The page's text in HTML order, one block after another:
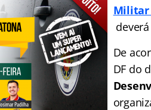
Militar
De
DF do